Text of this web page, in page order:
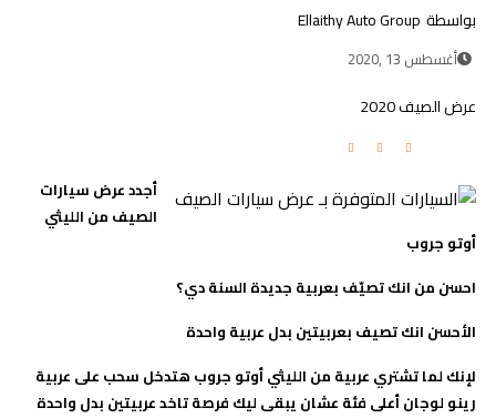
بواسطة Ellaithy Auto Group
أغسطس 13 ,2020
عرض الصيف 2020
أجدد عرض سيارات
الصيف من الليثي
أوتو جروب
احسن من انك تصيّف بعربية جديدة السنة دي؟
الأحسن انك تصيف بعربيتين بدل عربية واحدة
لإنك لما تشتري عربية من الليثي أوتو جروب هتدخل سحب على عربية
رينو لوجان أعلى فئة عشان يبقى ليك فرصة تاخد عربيتين بدل واحدة